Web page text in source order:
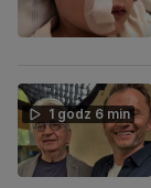
1 godz 6 min